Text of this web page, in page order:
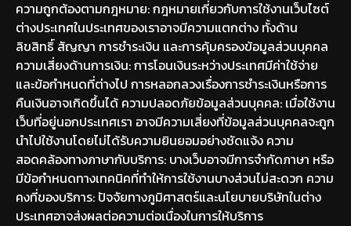
ความถูกต้องตามกฎหมาย: กฎหมายเกี่ยวกับการใช้งานเว็บไซต์
ต่างประเทศในประเทศของเราอาจมีความแตกต่าง ทั้งด้าน
ลิขสิทธิ์ สัญญา การชำระเงิน และการคุ้มครองข้อมูลส่วนบุคคล
ความเสี่ยงด้านการเงิน: การโอนเงินระหว่างประเทศมีค่าใช้จ่าย
และข้อกำหนดที่ต่างไป การหลอกลวงเรื่องการชำระเงินหรือการ
คืนเงินอาจเกิดขึ้นได้ ความปลอดภัยข้อมูลส่วนบุคคล: เมื่อใช้งาน
เว็บที่อยู่นอกประเทศเรา อาจมีความเสี่ยงที่ข้อมูลส่วนบุคคลจะถูก
นำไปใช้งานโดยไม่ได้รับความยินยอมอย่างชัดแจ้ง ความ
สอดคล้องทางภาษากับบริการ: บางเว็บอาจมีการจำกัดภาษา หรือ
มีข้อกำหนดทางเทคนิคที่ทำให้การใช้งานบางส่วนไม่สะดวก ความ
คงที่ของบริการ: ปัจจัยทางภูมิศาสตร์และนโยบายบริษัทในต่าง
ประเทศอาจส่งผลต่อความต่อเนื่องในการให้บริการ